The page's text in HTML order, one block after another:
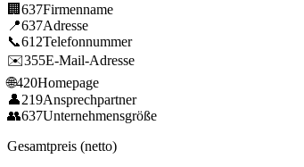
🏢 637Firmenname
📍637Adresse
📞612Telefonnummer
✉️355E-Mail-Adresse
🌐420Homepage
👤219Ansprechpartner
👥637Unternehmensgröße
Gesamtpreis (netto)